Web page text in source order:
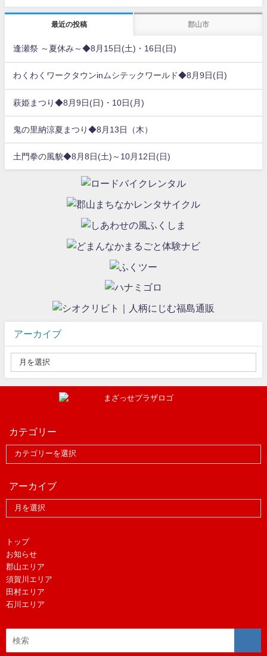
最近の投稿 郡山市
逢瀬祭 ～夏休み～◆8月15日(土)・16日(日)
わくわくワークタウンinムシテックワールド◆8月9日(日)
萩姫まつり◆8月9日(日)・10日(月)
鬼の里納涼夏まつり◆8月13日（木）
土門拳の風貌◆8月8日(土)～10月12日(日)
アーカイブ
カテゴリー
アーカイブ
トップ
お知らせ
郡山エリア
須賀川エリア
田村エリア
石川エリア